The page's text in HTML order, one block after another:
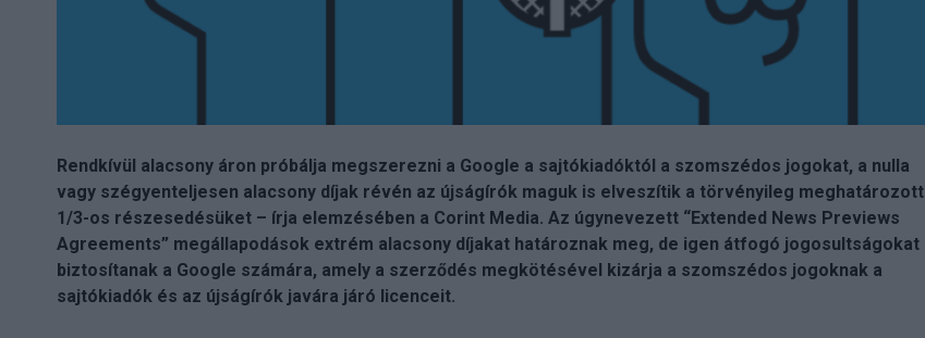
Rendkívül alacsony áron próbálja megszerezni a Google a sajtókiadóktól a szomszédos jogokat, a nulla
vagy szégyenteljesen alacsony díjak révén az újságírók maguk is elveszítik a törvényileg meghatározott
1/3-os részesedésüket – írja elemzésében a Corint Media. Az úgynevezett “Extended News Previews
Agreements” megállapodások extrém alacsony díjakat határoznak meg, de igen átfogó jogosultságokat
biztosítanak a Google számára, amely a szerződés megkötésével kizárja a szomszédos jogoknak a
sajtókiadók és az újságírók javára járó licenceit.